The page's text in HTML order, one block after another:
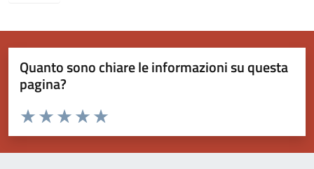
Quanto sono chiare le informazioni su questa
pagina?
Valuta da 1 a 5 stelle la pagina
Valuta 5 stelle su 5
Valuta 4 stelle su 5
Valuta 3 stelle su 5
Valuta 2 stelle su 5
Valuta 1 stelle su 5